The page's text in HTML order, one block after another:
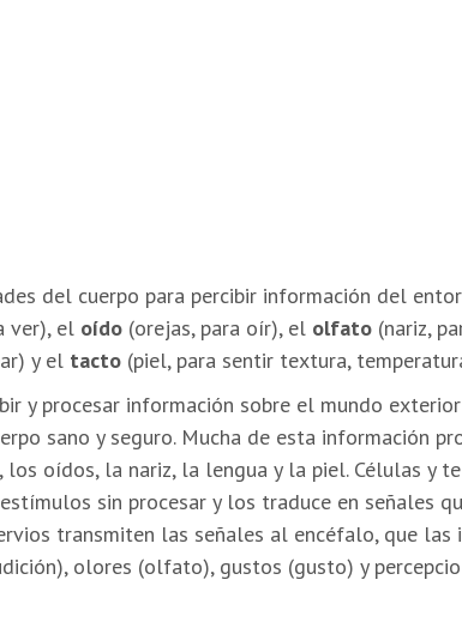
del cuerpo para percibir información del
ver), el oído(orejas, para oír), el olfato(nariz,
y el tacto(piel, para sentir textura,
y procesar información sobre el mundo
sano y seguro. Mucha de esta información
oídos, la nariz, la lengua y la piel. Células y
sin procesar y los traduce en señales
transmiten las señales al encéfalo, que las
olores (olfato), gustos (gusto) y